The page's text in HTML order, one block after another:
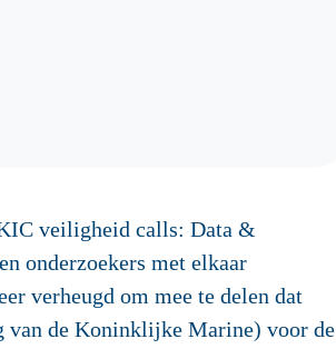
veiligheid calls: Data &
onderzoekers met elkaar
verheugd om mee te delen dat
van de Koninklijke Marine) voor de